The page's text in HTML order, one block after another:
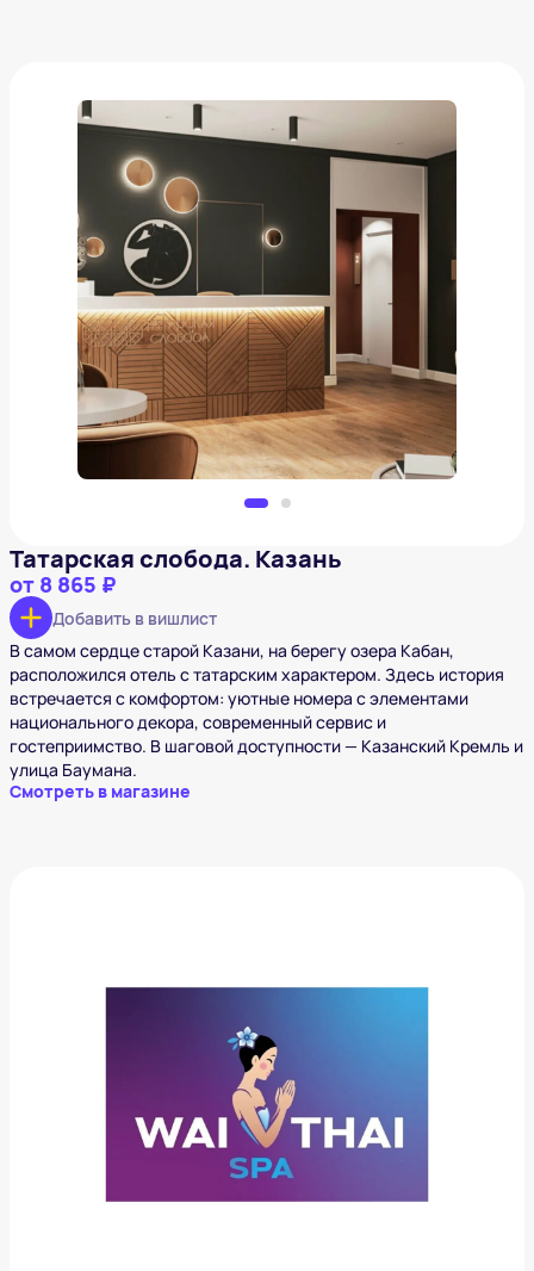
Татарская слобода. Казань
от8 865 ₽
Добавить в вишлист
Татарская слобода. Казань
от 8 865 ₽
Добавить в вишлист
В самом сердце старой Казани, на берегу озера Кабан,
расположился отель с татарским характером. Здесь история
встречается с комфортом: уютные номера с элементами
национального декора, современный сервис и
гостеприимство. В шаговой доступности — Казанский Кремль и
улица Баумана.
Смотреть в магазине
Сеть салонов тайского массажа и СПА WaiThai
от3 000 ₽
Добавить в вишлист